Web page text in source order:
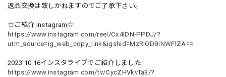
返品交換は致しかねますのでご了承下さい。
☆ご紹介 Instagram☆
https://www.instagram.com/reel/Cx4lDN-PPDJ/?
utm_source=ig_web_copy_link&igshid=MzRlODBiNWFlZA==
2023.10.16インスタライブでご紹介しました
https://www.instagram.com/tv/CycZHVkvTa3/?